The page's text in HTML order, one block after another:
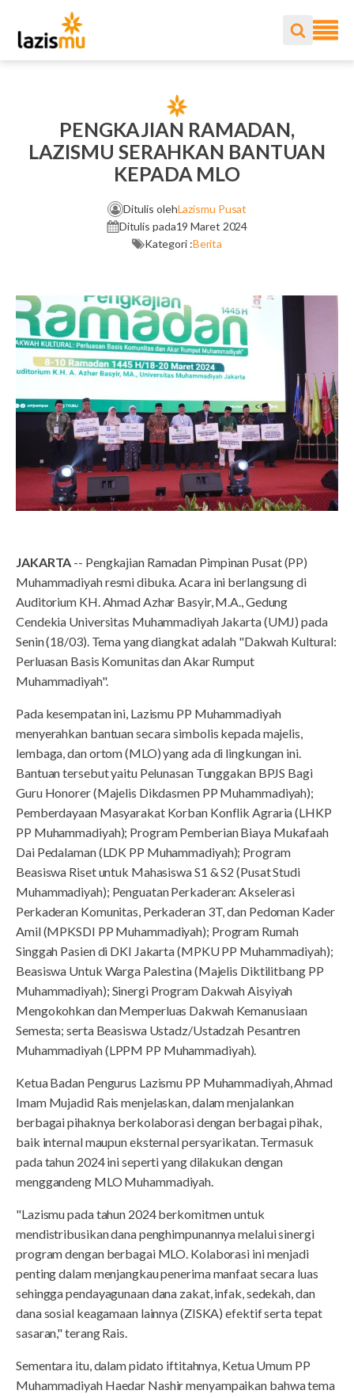
PENGKAJIAN RAMADAN,
LAZISMU SERAHKAN BANTUAN
KEPADA MLO
Ditulis olehLazismu Pusat
Ditulis pada19 Maret 2024
Kategori :Berita
JAKARTA -- Pengkajian Ramadan Pimpinan Pusat (PP)
Muhammadiyah resmi dibuka. Acara ini berlangsung di
Auditorium KH. Ahmad Azhar Basyir, M.A., Gedung
Cendekia Universitas Muhammadiyah Jakarta (UMJ) pada
Senin (18/03). Tema yang diangkat adalah "Dakwah Kultural:
Perluasan Basis Komunitas dan Akar Rumput
Muhammadiyah".
Pada kesempatan ini, Lazismu PP Muhammadiyah
menyerahkan bantuan secara simbolis kepada majelis,
lembaga, dan ortom (MLO) yang ada di lingkungan ini.
Bantuan tersebut yaitu Pelunasan Tunggakan BPJS Bagi
Guru Honorer (Majelis Dikdasmen PP Muhammadiyah);
Pemberdayaan Masyarakat Korban Konflik Agraria (LHKP
PP Muhammadiyah); Program Pemberian Biaya Mukafaah
Dai Pedalaman (LDK PP Muhammadiyah); Program
Beasiswa Riset untuk Mahasiswa S1 & S2 (Pusat Studi
Muhammadiyah); Penguatan Perkaderan: Akselerasi
Perkaderan Komunitas, Perkaderan 3T, dan Pedoman Kader
Amil (MPKSDI PP Muhammadiyah); Program Rumah
Singgah Pasien di DKI Jakarta (MPKU PP Muhammadiyah);
Beasiswa Untuk Warga Palestina (Majelis Diktilitbang PP
Muhammadiyah); Sinergi Program Dakwah Aisyiyah
Mengokohkan dan Memperluas Dakwah Kemanusiaan
Semesta; serta Beasiswa Ustadz/Ustadzah Pesantren
Muhammadiyah (LPPM PP Muhammadiyah).
Ketua Badan Pengurus Lazismu PP Muhammadiyah, Ahmad
Imam Mujadid Rais menjelaskan, dalam menjalankan
berbagai pihaknya berkolaborasi dengan berbagai pihak,
baik internal maupun eksternal persyarikatan. Termasuk
pada tahun 2024 ini seperti yang dilakukan dengan
menggandeng MLO Muhammadiyah.
"Lazismu pada tahun 2024 berkomitmen untuk
mendistribusikan dana penghimpunannya melalui sinergi
program dengan berbagai MLO. Kolaborasi ini menjadi
penting dalam menjangkau penerima manfaat secara luas
sehingga pendayagunaan dana zakat, infak, sedekah, dan
dana sosial keagamaan lainnya (ZISKA) efektif serta tepat
sasaran," terang Rais.
Sementara itu, dalam pidato iftitahnya, Ketua Umum PP
Muhammadiyah Haedar Nashir menyampaikan bahwa tema